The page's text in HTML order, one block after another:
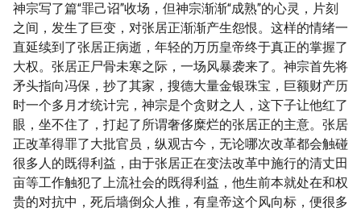
神宗写了篇“罪己诏”收场，但神宗渐渐“成熟”的心灵，片刻
之间，发生了巨变，对张居正渐渐产生怨恨。这样的情绪一
直延续到了张居正病逝，年轻的万历皇帝终于真正的掌握了
大权。张居正尸骨未寒之际，一场风暴袭来了。神宗首先将
矛头指向冯保，抄了其家，搜德大量金银珠宝，巨额财产历
时一个多月才统计完，神宗是个贪财之人，这下子让他红了
眼，坐不住了，打起了所谓奢侈糜烂的张居正的主意。张居
正改革得罪了大批官员，纵观古今，无论哪次改革都会触碰
很多人的既得利益，由于张居正在变法改革中施行的清丈田
亩等工作触犯了上流社会的既得利益，他生前本就处在和权
贵的对抗中，死后墙倒众人推，有皇帝这个风向标，便很多